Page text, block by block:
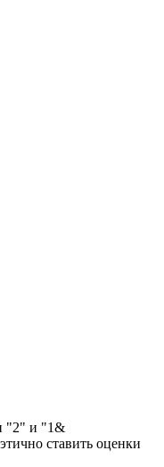
"2" и "1&
ставить оценки